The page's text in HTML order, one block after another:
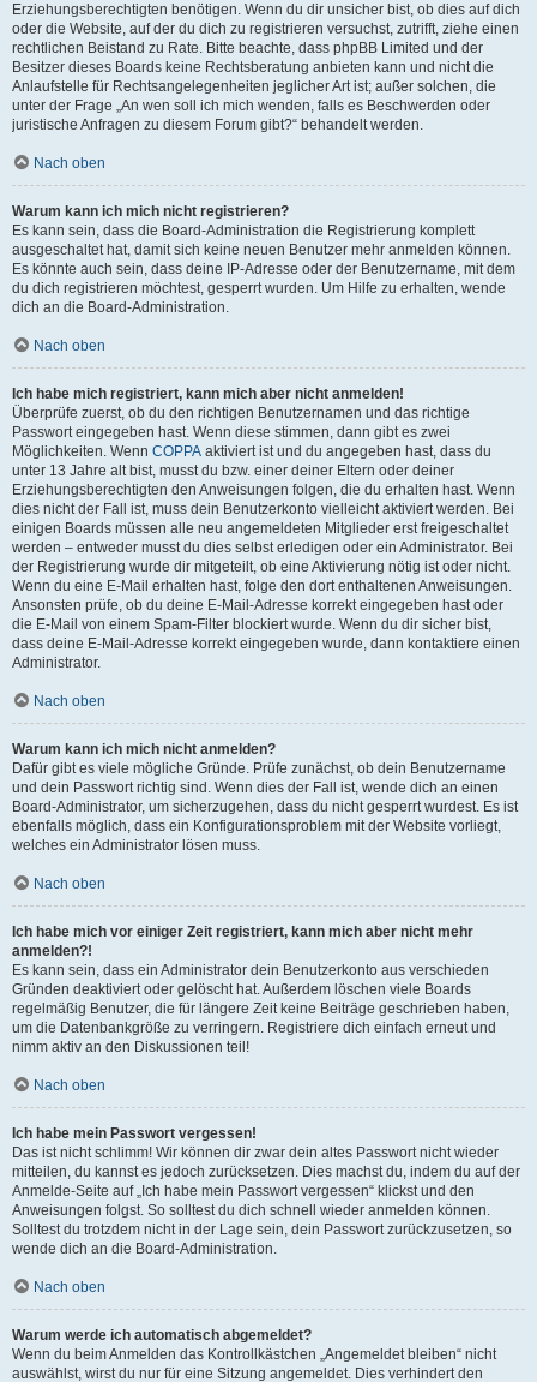
Erziehungsberechtigten benötigen. Wenn du dir unsicher bist, ob dies auf dich
oder die Website, auf der du dich zu registrieren versuchst, zutrifft, ziehe einen
rechtlichen Beistand zu Rate. Bitte beachte, dass phpBB Limited und der
Besitzer dieses Boards keine Rechtsberatung anbieten kann und nicht die
Anlaufstelle für Rechtsangelegenheiten jeglicher Art ist; außer solchen, die
unter der Frage „An wen soll ich mich wenden, falls es Beschwerden oder
juristische Anfragen zu diesem Forum gibt?“ behandelt werden.
Nach oben
Warum kann ich mich nicht registrieren?
Es kann sein, dass die Board-Administration die Registrierung komplett
ausgeschaltet hat, damit sich keine neuen Benutzer mehr anmelden können.
Es könnte auch sein, dass deine IP-Adresse oder der Benutzername, mit dem
du dich registrieren möchtest, gesperrt wurden. Um Hilfe zu erhalten, wende
dich an die Board-Administration.
Nach oben
Ich habe mich registriert, kann mich aber nicht anmelden!
Überprüfe zuerst, ob du den richtigen Benutzernamen und das richtige
Passwort eingegeben hast. Wenn diese stimmen, dann gibt es zwei
Möglichkeiten. Wenn COPPA aktiviert ist und du angegeben hast, dass du
unter 13 Jahre alt bist, musst du bzw. einer deiner Eltern oder deiner
Erziehungsberechtigten den Anweisungen folgen, die du erhalten hast. Wenn
dies nicht der Fall ist, muss dein Benutzerkonto vielleicht aktiviert werden. Bei
einigen Boards müssen alle neu angemeldeten Mitglieder erst freigeschaltet
werden – entweder musst du dies selbst erledigen oder ein Administrator. Bei
der Registrierung wurde dir mitgeteilt, ob eine Aktivierung nötig ist oder nicht.
Wenn du eine E-Mail erhalten hast, folge den dort enthaltenen Anweisungen.
Ansonsten prüfe, ob du deine E-Mail-Adresse korrekt eingegeben hast oder
die E-Mail von einem Spam-Filter blockiert wurde. Wenn du dir sicher bist,
dass deine E-Mail-Adresse korrekt eingegeben wurde, dann kontaktiere einen
Administrator.
Nach oben
Warum kann ich mich nicht anmelden?
Dafür gibt es viele mögliche Gründe. Prüfe zunächst, ob dein Benutzername
und dein Passwort richtig sind. Wenn dies der Fall ist, wende dich an einen
Board-Administrator, um sicherzugehen, dass du nicht gesperrt wurdest. Es ist
ebenfalls möglich, dass ein Konfigurationsproblem mit der Website vorliegt,
welches ein Administrator lösen muss.
Nach oben
Ich habe mich vor einiger Zeit registriert, kann mich aber nicht mehr
anmelden?!
Es kann sein, dass ein Administrator dein Benutzerkonto aus verschieden
Gründen deaktiviert oder gelöscht hat. Außerdem löschen viele Boards
regelmäßig Benutzer, die für längere Zeit keine Beiträge geschrieben haben,
um die Datenbankgröße zu verringern. Registriere dich einfach erneut und
nimm aktiv an den Diskussionen teil!
Nach oben
Ich habe mein Passwort vergessen!
Das ist nicht schlimm! Wir können dir zwar dein altes Passwort nicht wieder
mitteilen, du kannst es jedoch zurücksetzen. Dies machst du, indem du auf der
Anmelde-Seite auf „Ich habe mein Passwort vergessen“ klickst und den
Anweisungen folgst. So solltest du dich schnell wieder anmelden können.
Solltest du trotzdem nicht in der Lage sein, dein Passwort zurückzusetzen, so
wende dich an die Board-Administration.
Nach oben
Warum werde ich automatisch abgemeldet?
Wenn du beim Anmelden das Kontrollkästchen „Angemeldet bleiben“ nicht
auswählst, wirst du nur für eine Sitzung angemeldet. Dies verhindert den